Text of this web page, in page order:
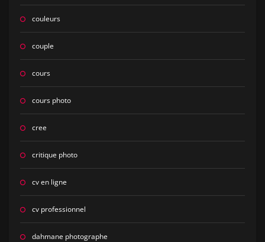
couleurs
couple
cours
cours photo
cree
critique photo
cv en ligne
cv professionnel
dahmane photographe